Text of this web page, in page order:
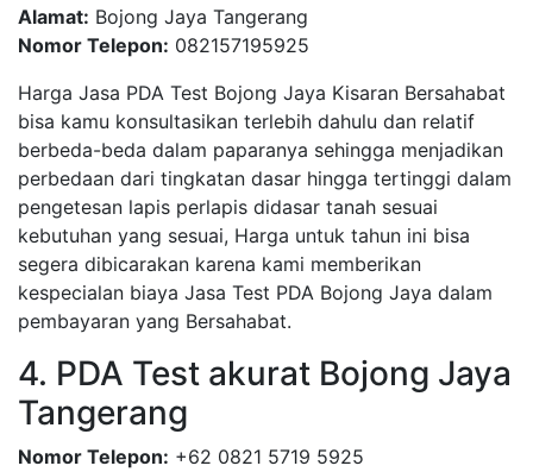
Alamat: Bojong Jaya Tangerang
Nomor Telepon: 082157195925
Harga Jasa PDA Test Bojong Jaya Kisaran Bersahabat
bisa kamu konsultasikan terlebih dahulu dan relatif
berbeda-beda dalam paparanya sehingga menjadikan
perbedaan dari tingkatan dasar hingga tertinggi dalam
pengetesan lapis perlapis didasar tanah sesuai
kebutuhan yang sesuai, Harga untuk tahun ini bisa
segera dibicarakan karena kami memberikan
kespecialan biaya Jasa Test PDA Bojong Jaya dalam
pembayaran yang Bersahabat.
4. PDA Test akurat Bojong Jaya
Tangerang
Nomor Telepon: +62 0821 5719 5925